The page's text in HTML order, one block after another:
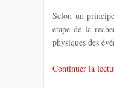
Selon un
étape de la
physiques des
Continuer la